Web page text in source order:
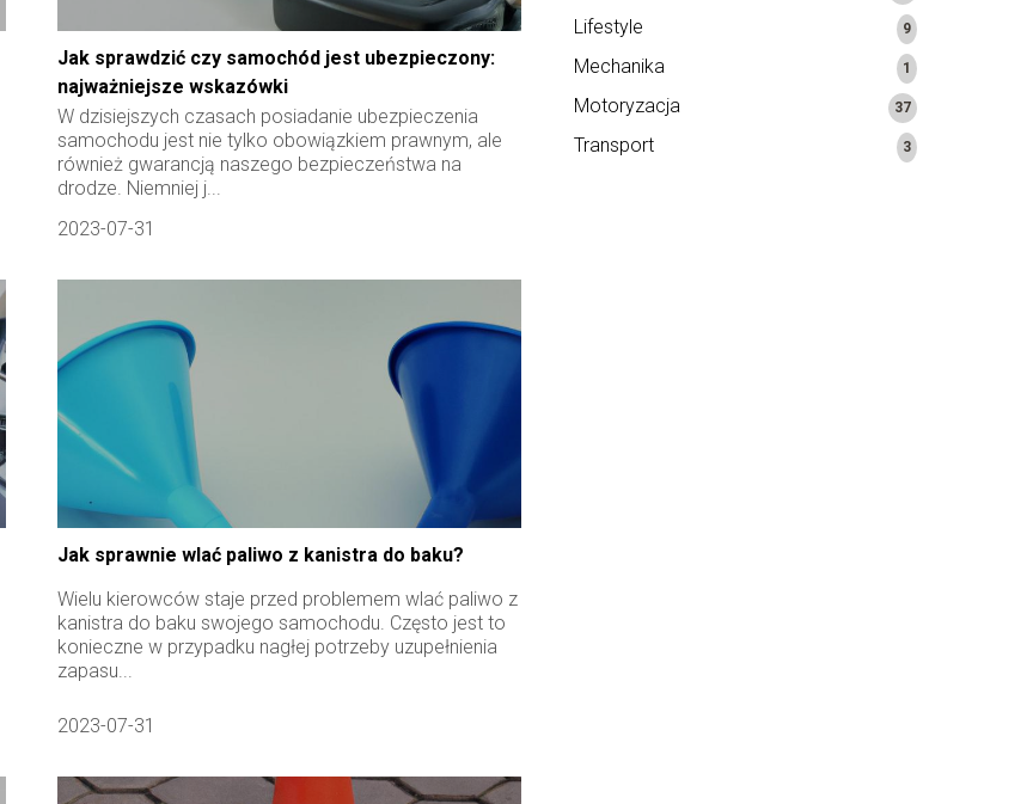
Jak sprawdzić czy samochód jest ubezpieczony:
najważniejsze wskazówki
W dzisiejszych czasach posiadanie ubezpieczenia
samochodu jest nie tylko obowiązkiem prawnym, ale
również gwarancją naszego bezpieczeństwa na
drodze. Niemniej j...
2023-07-31
Jak sprawnie wlać paliwo z kanistra do baku?
Wielu kierowców staje przed problemem wlać paliwo z
kanistra do baku swojego samochodu. Często jest to
konieczne w przypadku nagłej potrzeby uzupełnienia
zapasu...
2023-07-31
Lifestyle 9
Mechanika 1
Motoryzacja 37
Transport 3